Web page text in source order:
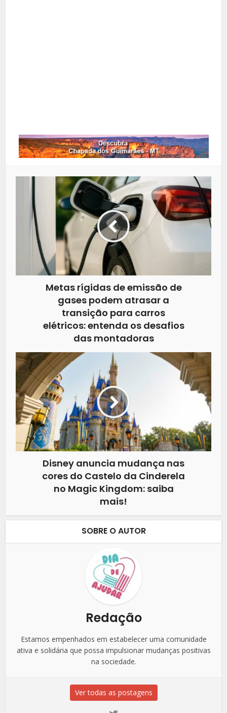
Metas rígidas de emissão de
gases podem atrasar a
transição para carros
elétricos: entenda os desafios
das montadoras
Disney anuncia mudança nas
cores do Castelo da Cinderela
no Magic Kingdom: saiba
mais!
SOBRE O AUTOR
Redação
Estamos empenhados em estabelecer uma comunidade
ativa e solidária que possa impulsionar mudanças positivas
na sociedade.
Ver todas as postagens